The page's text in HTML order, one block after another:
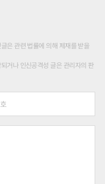
은 관련 법률에 의해 제재를 받을
거나 인신공격성 글은 관리자의 판